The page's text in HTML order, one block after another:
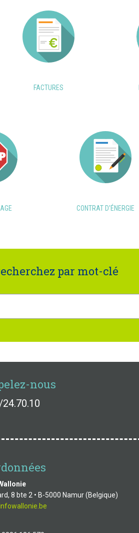
FACTURES
CONTRAT D'ÉNERGIE
par mot-clé
nous
8 bte 2 • B-5000 Namur (Belgique)